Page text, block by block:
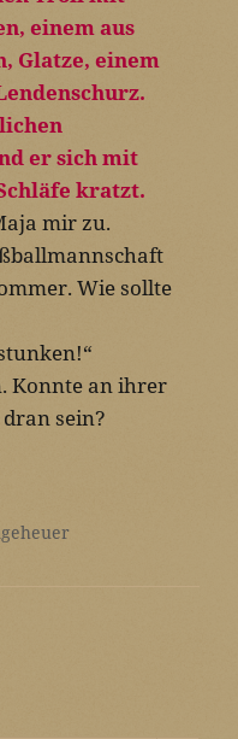
mir zu.
Wie sollte
Konnte an ihrer
sein?